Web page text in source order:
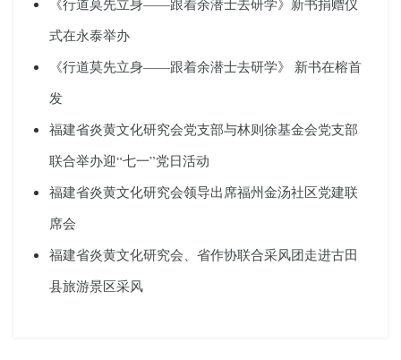
《行道莫先立身——跟着余潜士去研学》新书捐赠仪
式在永泰举办
《行道莫先立身——跟着余潜士去研学》 新书在榕首
发
福建省炎黄文化研究会党支部与林则徐基金会党支部
联合举办迎“七一”党日活动
福建省炎黄文化研究会领导出席福州金汤社区党建联
席会
福建省炎黄文化研究会、省作协联合采风团走进古田
县旅游景区采风